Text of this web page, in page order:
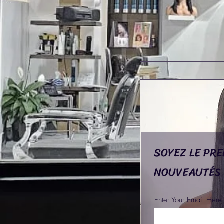
SOYEZ LE
NOUVEAUTÉS
Enter Your Email Here